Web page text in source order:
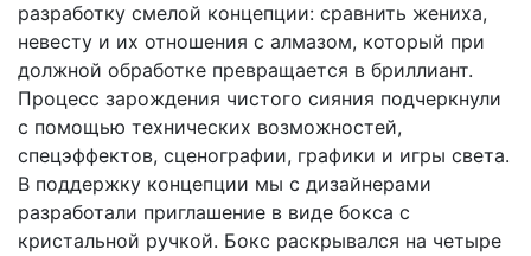
разработку смелой концепции: сравнить жениха,
невесту и их отношения с алмазом, который при
должной обработке превращается в бриллиант.
Процесс зарождения чистого сияния подчеркнули
с помощью технических возможностей,
спецэффектов, сценографии, графики и игры света.
В поддержку концепции мы с дизайнерами
разработали приглашение в виде бокса с
кристальной ручкой. Бокс раскрывался на четыре